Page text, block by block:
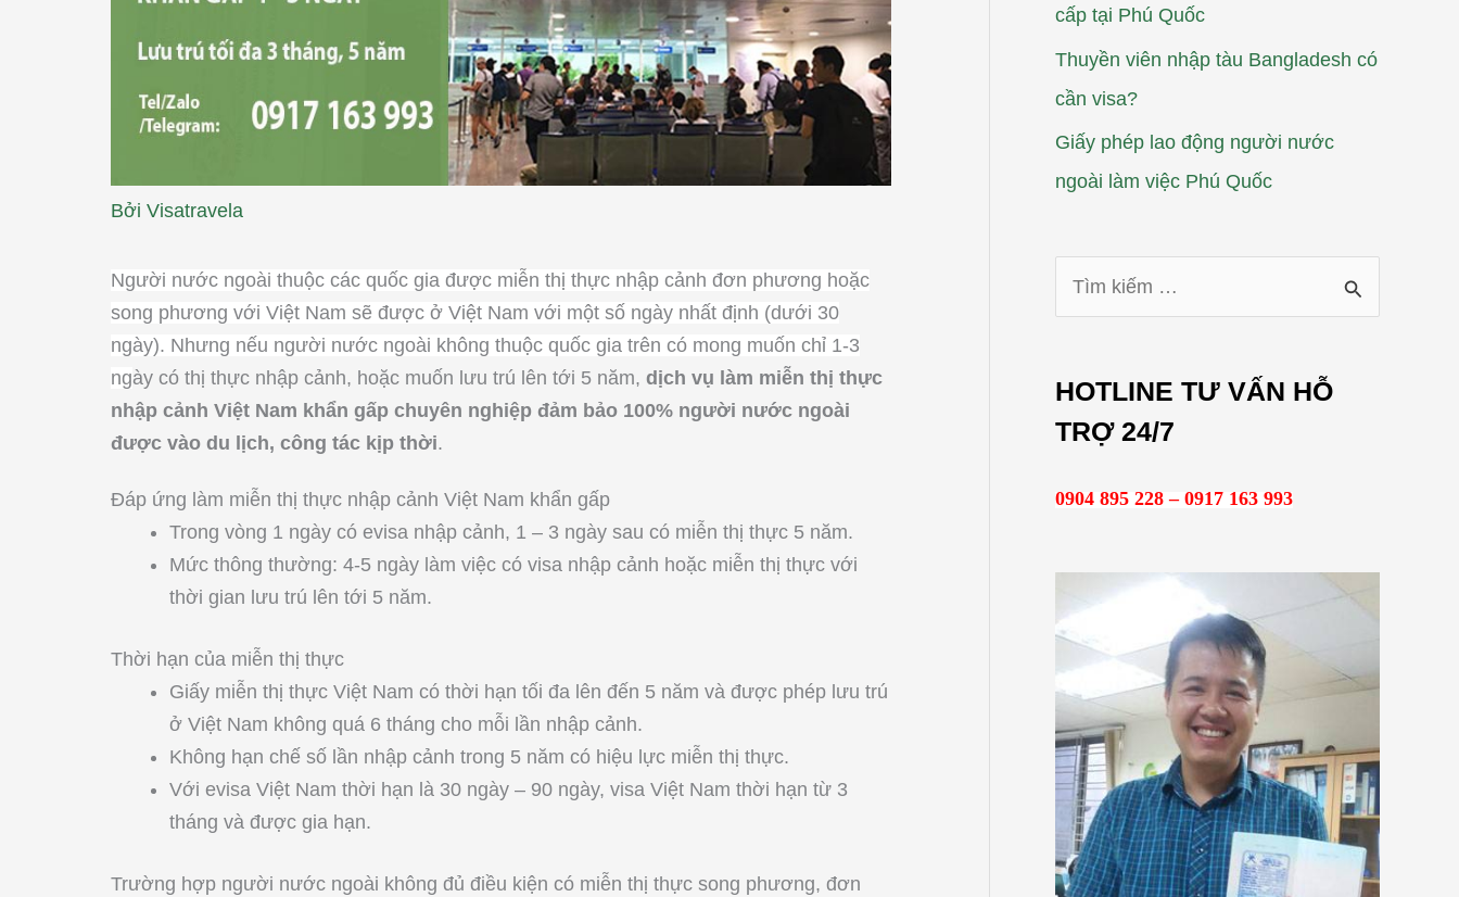
Bởi Visatravela
Người nước ngoài thuộc các quốc gia được miễn thị thực nhập cảnh đơn phương hoặc
song phương với Việt Nam sẽ được ở Việt Nam với một số ngày nhất định (dưới 30
ngày). Nhưng nếu người nước ngoài không thuộc quốc gia trên có mong muốn chỉ 1-3
ngày có thị thực nhập cảnh, hoặc muốn lưu trú lên tới 5 năm, dịch vụ làm miễn thị thực
nhập cảnh Việt Nam khẩn gấp chuyên nghiệp đảm bảo 100% người nước ngoài
được vào du lịch, công tác kịp thời.
Đáp ứng làm miễn thị thực nhập cảnh Việt Nam khẩn gấp
Trong vòng 1 ngày có evisa nhập cảnh, 1 – 3 ngày sau có miễn thị thực 5 năm.
Mức thông thường: 4-5 ngày làm việc có visa nhập cảnh hoặc miễn thị thực với
thời gian lưu trú lên tới 5 năm.
Thời hạn của miễn thị thực
Giấy miễn thị thực Việt Nam có thời hạn tối đa lên đến 5 năm và được phép lưu trú
ở Việt Nam không quá 6 tháng cho mỗi lần nhập cảnh.
Không hạn chế số lần nhập cảnh trong 5 năm có hiệu lực miễn thị thực.
Với evisa Việt Nam thời hạn là 30 ngày – 90 ngày, visa Việt Nam thời hạn từ 3
tháng và được gia hạn.
Trường hợp người nước ngoài không đủ điều kiện có miễn thị thực song phương, đơn
cấp tại Phú Quốc
Thuyền viên nhập tàu Bangladesh có
cần visa?
Giấy phép lao động người nước
ngoài làm việc Phú Quốc
ế
:
HOTLINE TƯ VẤN HỖ
TRỢ 24/7
0904 895 228 – 0917 163 993